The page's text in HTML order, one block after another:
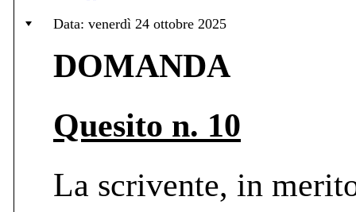
Data: venerdì 24 ottobre 2025
DOMANDA
Quesito n. 10
La scrivente, in